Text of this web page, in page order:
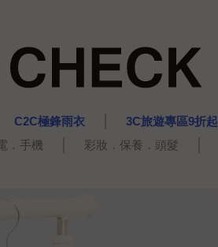
C2C極鋒雨衣 3C旅遊專區9折起
．手機 彩妝．保養．頭髮